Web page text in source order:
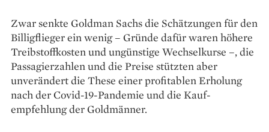
Zwar senkte Goldman Sachs die Schätzungen für den
Billig­flieger ein ­wenig – Gründe dafür waren ­höhere
Treibstoffkosten und ungünstige Wechselkurse –, die
Passagierzahlen und die Preise stützten aber
unverändert die These einer profitablen Erholung
nach der Covid-19-Pandemie und die Kauf­
empfehlung der Goldmänner.